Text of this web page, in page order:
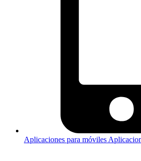
Aplicaciones para móviles